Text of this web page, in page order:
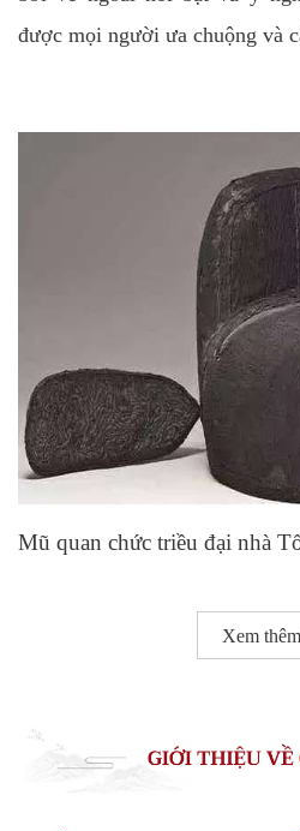
được mọi người ưa chuộng và
Mũ quan chức triều đại nhà
Chương của chiếc ghế kéo
hai cánh, đặc biệt khi một
trông giống như một chiếc
Xem thêm